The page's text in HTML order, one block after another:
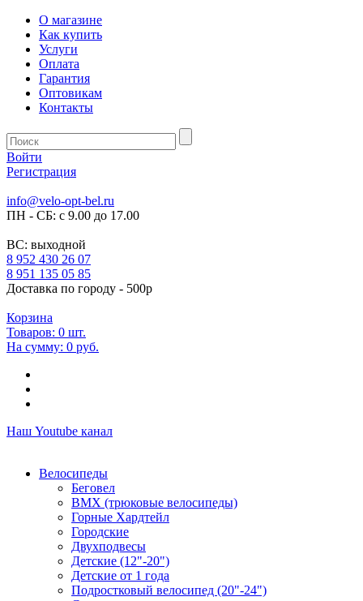
О магазине
Как купить
Услуги
Оплата
Гарантия
Оптовикам
Контакты
Войти
Регистрация
info@velo-opt-bel.ru
ПН - СБ: с 9.00 до 17.00
ВС: выходной
8 952 430 26 07
8 951 135 05 85
Доставка по городу - 500р
Корзина
Товаров: 0 шт.
На сумму: 0 руб.
Наш Youtube канал
Велосипеды
Беговел
ВМХ (трюковые велосипеды)
Горные Хардтейл
Городские
Двухподвесы
Детские (12"-20")
Детские от 1 года
Подростковый велосипед (20"-24")